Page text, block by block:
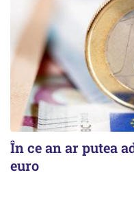
În ce an ar putea
euro